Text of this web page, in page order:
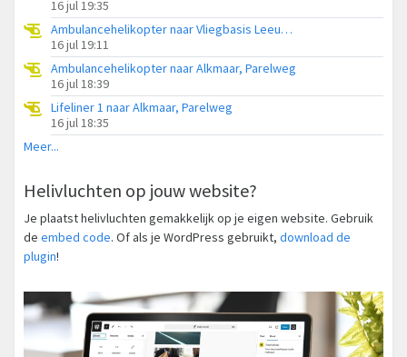
16 jul 19:35
Ambulancehelikopter naar Vliegbasis Leeuwarden
16 jul 19:11
Ambulancehelikopter naar Alkmaar, Parelweg
16 jul 18:39
Lifeliner 1 naar Alkmaar, Parelweg
16 jul 18:35
Meer...
Helivluchten op jouw website?
Je plaatst helivluchten gemakkelijk op je eigen website. Gebruik
de embed code. Of als je WordPress gebruikt, download de
plugin!